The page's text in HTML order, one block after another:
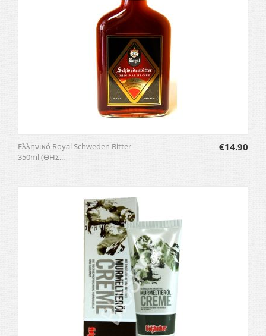
Ελληνικό Royal Schweden Bitter
350ml (ΘΗΣ...
€14.90